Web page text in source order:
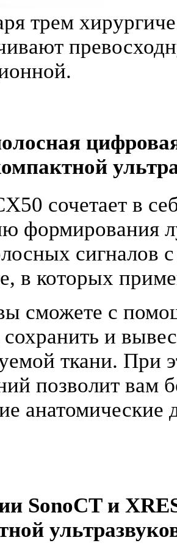
трем
сочетает в
формирования
сигналов
в которых
сможете с
сохранить и
ткани. При
позволит вам
анатомические
SonoCT и